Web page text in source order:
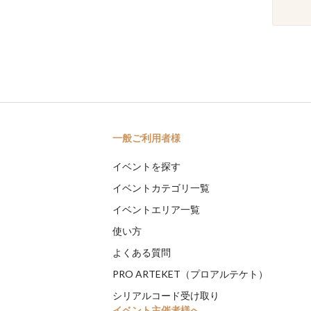
一般ご利用者様
イベントを探す
イベントカテゴリ一覧
イベントエリア一覧
使い方
よくある質問
PRO ARTEKET（プロアルテケト）
シリアルコード受け取り